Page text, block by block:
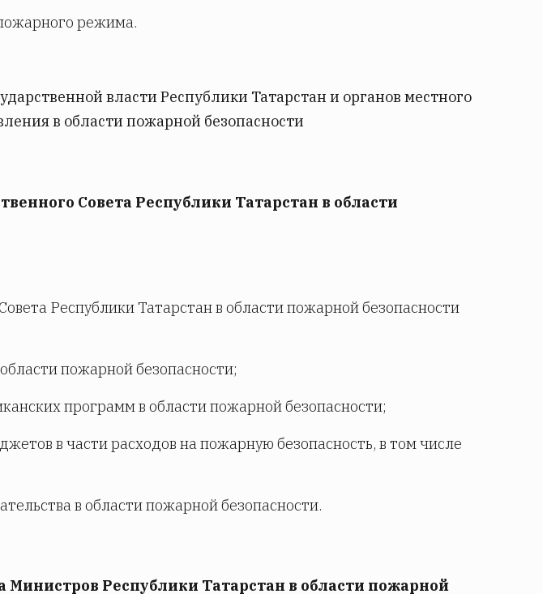
режима.
власти Республики Татарстан и органов местного
в области пожарной безопасности
Совета Республики Татарстан в области
Республики Татарстан в области пожарной безопасности
пожарной безопасности;
программ в области пожарной безопасности;
в части расходов на пожарную безопасность, в том числе
в области пожарной безопасности.
Министров Республики Татарстан в области пожарной